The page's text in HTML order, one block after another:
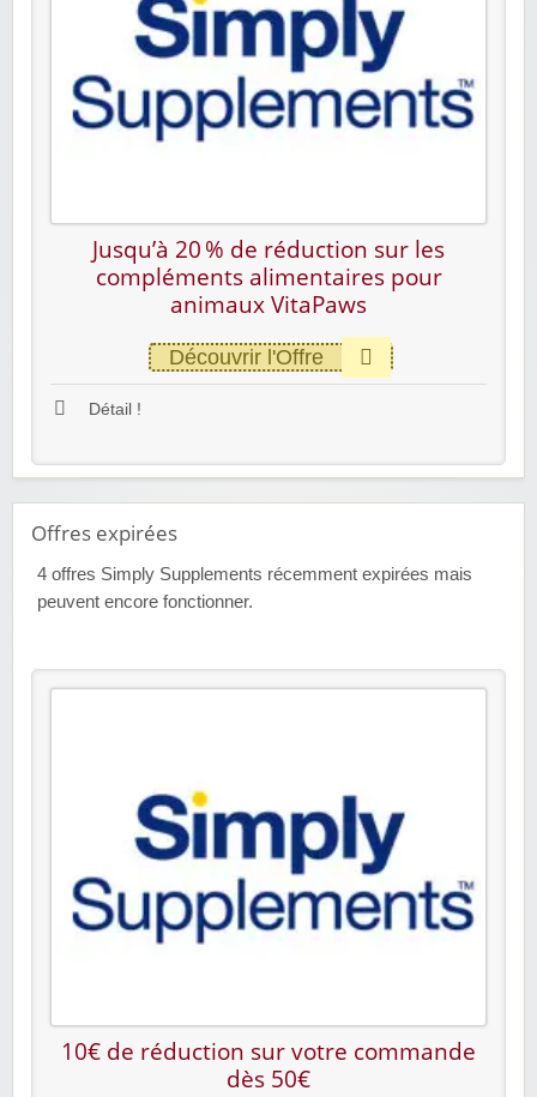
Jusqu’à 20 % de réduction sur les
compléments alimentaires pour
animaux VitaPaws
Découvrir l'Offre
Détail !
Offres expirées
4 offres Simply Supplements récemment expirées mais
peuvent encore fonctionner.
10€ de réduction sur votre commande
dès 50€